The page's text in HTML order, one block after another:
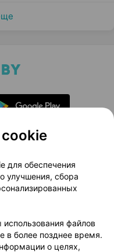
проекта
маркетинг
Доставка
Партнеры
103.by
для обеспечения
улучшения, сбора
файлов
в более позднее время.
о целях,